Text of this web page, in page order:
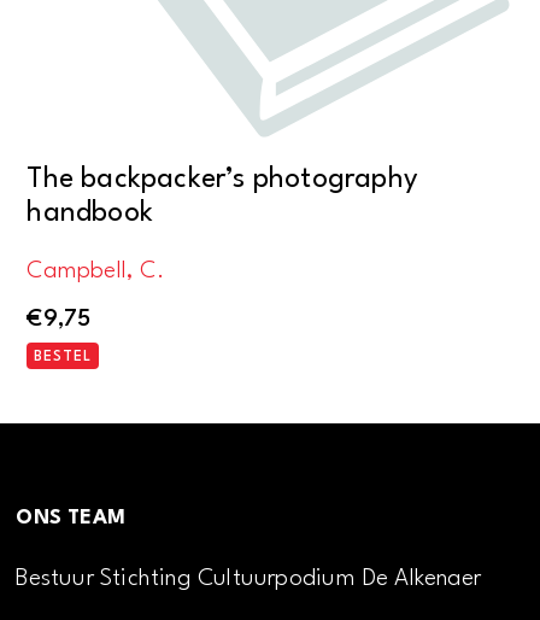
The backpacker’s photography
handbook
Campbell, C.
€9,75
BESTEL
ONS TEAM
Bestuur Stichting Cultuurpodium De Alkenaer